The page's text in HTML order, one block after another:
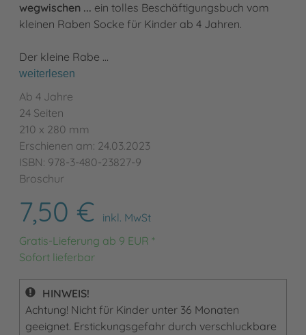
wegwischen ... ein tolles Beschäftigungsbuch vom
kleinen Raben Socke für Kinder ab 4 Jahren.
Der kleine Rabe …
weiterlesen
Ab 4 Jahre
24 Seiten
210 x 280 mm
Erschienen am: 24.03.2023
ISBN: 978-3-480-23827-9
Broschur
7,50 €
inkl. MwSt
Gratis-Lieferung ab 9 EUR *
Sofort lieferbar
HINWEIS!
Achtung! Nicht für Kinder unter 36 Monaten
geeignet. Erstickungsgefahr durch verschluckbare